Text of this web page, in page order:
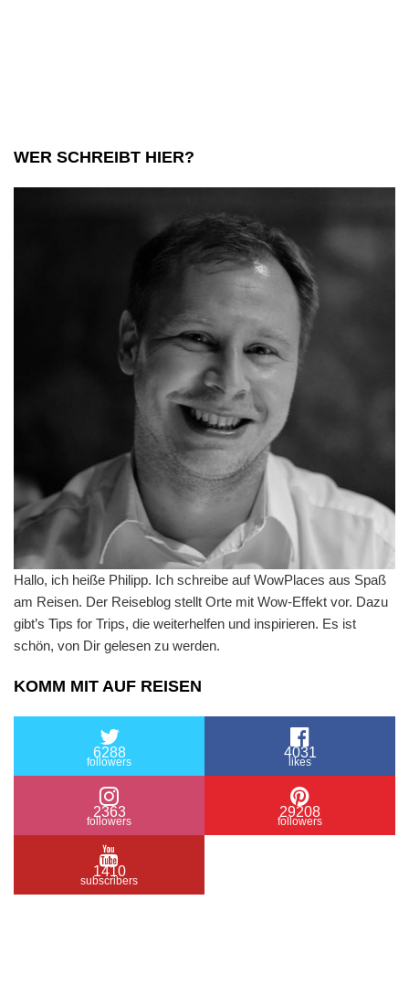
WER SCHREIBT HIER?
Hallo, ich heiße Philipp. Ich schreibe auf WowPlaces aus Spaß
am Reisen. Der Reiseblog stellt Orte mit Wow-Effekt vor. Dazu
gibt’s Tips for Trips, die weiterhelfen und inspirieren. Es ist
schön, von Dir gelesen zu werden.
KOMM MIT AUF REISEN
6288
followers
4031
likes
2363
followers
29208
followers
1410
subscribers